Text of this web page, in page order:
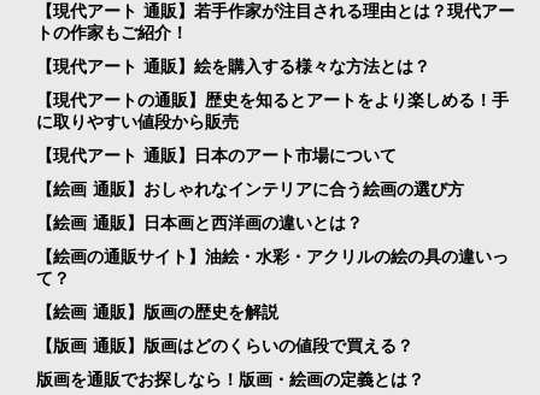
【現代アート 通販】若手作家が注目される理由とは？現代アー
トの作家もご紹介！
【現代アート 通販】絵を購入する様々な方法とは？
【現代アートの通販】歴史を知るとアートをより楽しめる！手
に取りやすい値段から販売
【現代アート 通販】日本のアート市場について
【絵画 通販】おしゃれなインテリアに合う絵画の選び方
【絵画 通販】日本画と西洋画の違いとは？
【絵画の通販サイト】油絵・水彩・アクリルの絵の具の違いっ
て？
【絵画 通販】版画の歴史を解説
【版画 通販】版画はどのくらいの値段で買える？
版画を通販でお探しなら！版画・絵画の定義とは？